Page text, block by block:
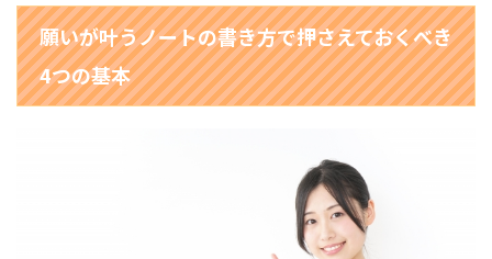
願いが叶うノートの書き方で押さえておくべき
4つの基本